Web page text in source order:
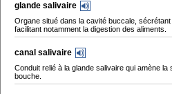
glande salivaire
Organe situé dans la cavité buccale, sécrétant
facilitant notamment la digestion des aliments.
canal salivaire
Conduit relié à la glande salivaire qui amène la
bouche.